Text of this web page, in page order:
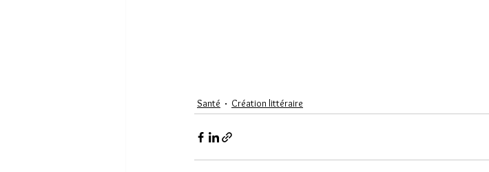
Santé Création littéraire